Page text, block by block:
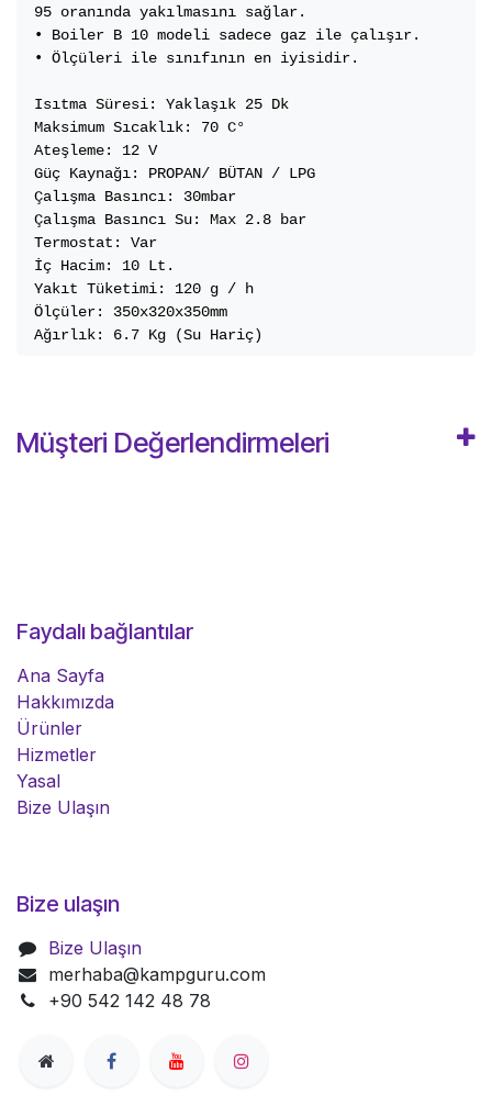
95 oranında yakılmasını sağlar.
• Boiler B 10 modeli sadece gaz ile çalışır.
• Ölçüleri ile sınıfının en iyisidir.
Isıtma Süresi: Yaklaşık 25 Dk
Maksimum Sıcaklık: 70 C°
Ateşleme: 12 V
Güç Kaynağı: PROPAN/ BÜTAN / LPG
Çalışma Basıncı: 30mbar
Çalışma Basıncı Su: Max 2.8 bar
Termostat: Var
İç Hacim: 10 Lt.
Yakıt Tüketimi: 120 g / h
Ölçüler: 350x320x350mm
Ağırlık: 6.7 Kg (Su Hariç)
Müşteri Değerlendirmeleri
Faydalı bağlantılar
Ana Sayfa
Hakkımızda
Ürünler
Hizmetler
Yasal
Bize Ulaşın
Bize ulaşın
Bize Ulaşın
merhaba@kampguru.com
+90 542 142 48 78